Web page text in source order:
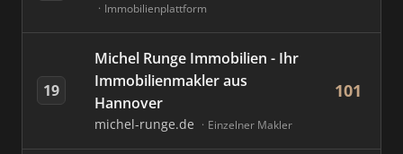
Immobilienplattform
19
Michel Runge Immobilien - Ihr
Immobilienmakler aus
Hannover
michel-runge.de Einzelner Makler
101